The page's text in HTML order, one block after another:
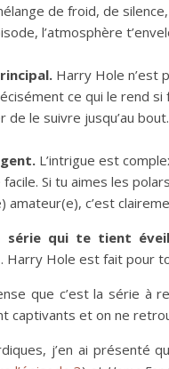
de froid, de
l’atmosphère
Harry Hole n’est
ce qui le rend si
de le suivre jusqu’au
L’intrigue est
Si tu aimes les
amateur(e), c’est
série qui te tient
Harry Hole est fait pour
que c’est la série à
captivants et on ne
j’en ai présenté